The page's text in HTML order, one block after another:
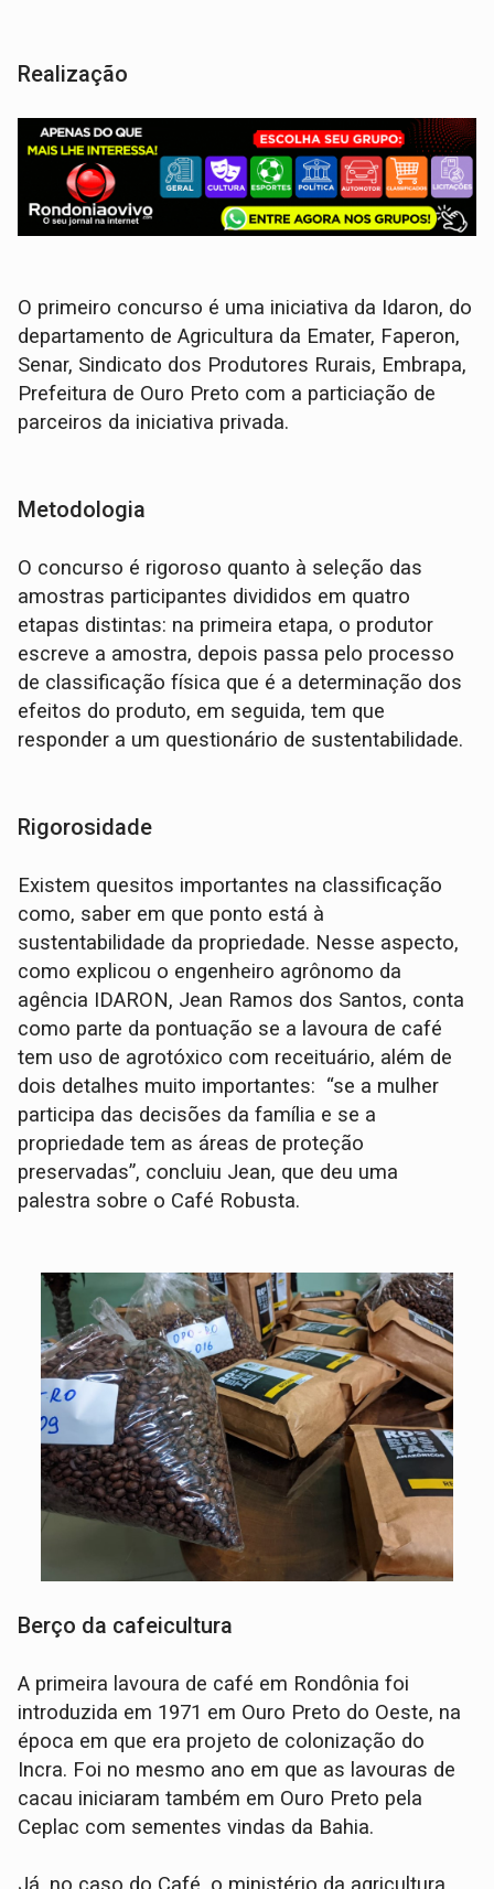
Realização
O primeiro concurso é uma iniciativa da Idaron, do
departamento de Agricultura da Emater, Faperon,
Senar, Sindicato dos Produtores Rurais, Embrapa,
Prefeitura de Ouro Preto com a particiação de
parceiros da iniciativa privada.
Metodologia
O concurso é rigoroso quanto à seleção das
amostras participantes divididos em quatro
etapas distintas: na primeira etapa, o produtor
escreve a amostra, depois passa pelo processo
de classificação física que é a determinação dos
efeitos do produto, em seguida, tem que
responder a um questionário de sustentabilidade.
Rigorosidade
Existem quesitos importantes na classificação
como, saber em que ponto está à
sustentabilidade da propriedade. Nesse aspecto,
como explicou o engenheiro agrônomo da
agência IDARON, Jean Ramos dos Santos, conta
como parte da pontuação se a lavoura de café
tem uso de agrotóxico com receituário, além de
dois detalhes muito importantes: “se a mulher
participa das decisões da família e se a
propriedade tem as áreas de proteção
preservadas”, concluiu Jean, que deu uma
palestra sobre o Café Robusta.
Berço da cafeicultura
A primeira lavoura de café em Rondônia foi
introduzida em 1971 em Ouro Preto do Oeste, na
época em que era projeto de colonização do
Incra. Foi no mesmo ano em que as lavouras de
cacau iniciaram também em Ouro Preto pela
Ceplac com sementes vindas da Bahia.